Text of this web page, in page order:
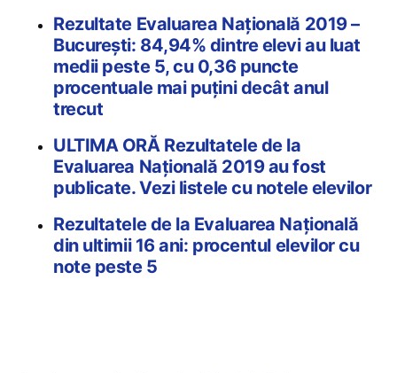
Rezultate Evaluarea Națională 2019 –
București: 84,94% dintre elevi au luat
medii peste 5, cu 0,36 puncte
procentuale mai puțini decât anul
trecut
ULTIMA ORĂ Rezultatele de la
Evaluarea Națională 2019 au fost
publicate. Vezi listele cu notele elevilor
Rezultatele de la Evaluarea Națională
din ultimii 16 ani: procentul elevilor cu
note peste 5